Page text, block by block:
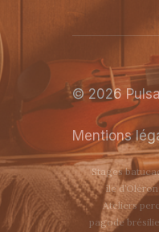
© 2026
Mentions
Stages
île d’Oléron
Ateliers
pagode